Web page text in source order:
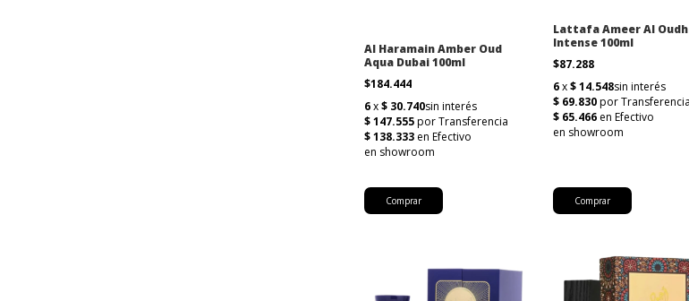
Al Haramain Amber Oud
Aqua Dubai 100ml
$184.444
Lattafa Ameer Al Oudh
Intense 100ml
$87.288